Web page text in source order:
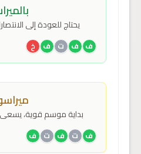
يحتاج للعودة إلى
خ ف ت ف ف
بداية موسم قوية،
ف ت ف ت ف